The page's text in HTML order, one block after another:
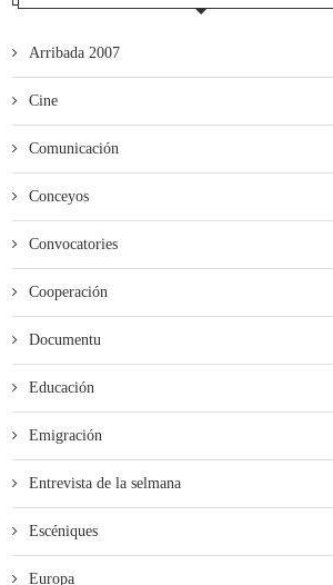
Arribada 2007
Cine
Comunicación
Conceyos
Convocatories
Cooperación
Documentu
Educación
Emigración
Entrevista de la selmana
Escéniques
Europa